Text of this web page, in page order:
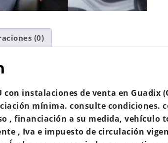
(0)
con instalaciones de venta en Guadix
mínima. consulte condiciones.
, financiación a su medida,
, Iva e impuesto de circulación